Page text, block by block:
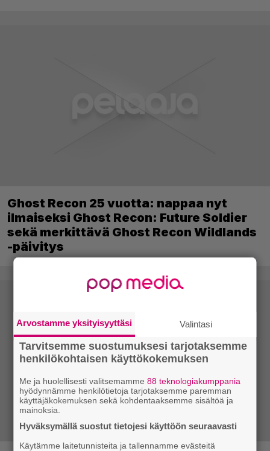
Ghost Recon 25 vuotta: nappaa nyt
ilmaiseksi Ghost Recon: Future Soldier
sekä merkittävä Ghost Recon Wildlands
-päivitys
Arvostamme yksityisyyttäsi Valintasi
Tarvitsemme suostumuksesi tarjotaksemme
henkilökohtaisen käyttökokemuksen
Me ja huolellisesti valitsemamme88 teknologiakumppania
hyödynnämme henkilötietoja tarjotaksemme paremman
käyttäjäkokemuksen sekä kohdentaaksemme sisältöä ja
mainoksia.
Hyväksymällä suostut tietojesi käyttöön seuraavasti
Käytämme laitetunnisteita ja tallennamme evästeitä